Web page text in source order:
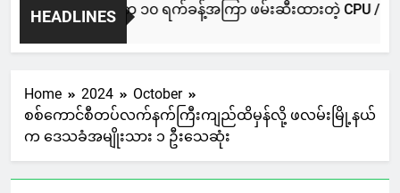
HEADLINES
NUG မကွေးအဖွဲ့က ၁၀ ရက်ခန့်အကြာ ဖမ်းဆီးထားတဲ့ CPU /
23 Hours Ago
Home 2024
October
စစ်ကောင်စီတပ်လက်နက်ကြီးကျည်ထိမှန်လို့ ဖလမ်းမြို့နယ်
က ဒေသခံအမျိုးသား ၁ ဦးသေဆုံး